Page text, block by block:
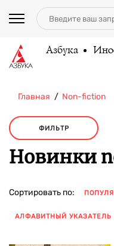
Азбука
Главная Non-fiction
ФИЛЬТР
Новинки
Сортировать по:
АЛФАВИТНЫЙ УКАЗАТЕЛЬ